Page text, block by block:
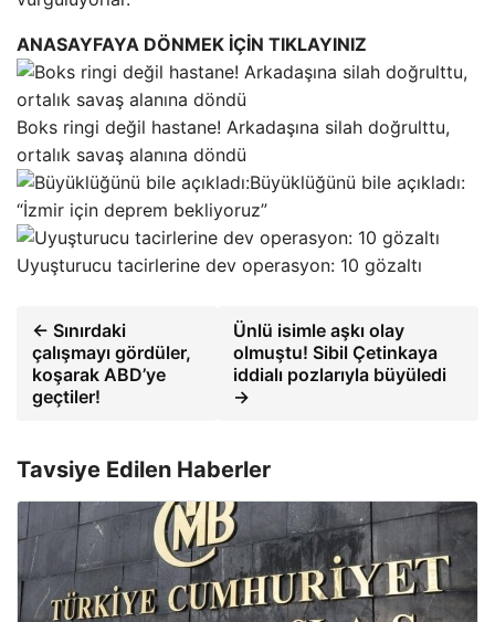
ANASAYFAYA DÖNMEK İÇİN TIKLAYINIZ
Boks ringi değil hastane! Arkadaşına silah doğrulttu,
ortalık savaş alanına döndü
Büyüklüğünü bile açıkladı:
“İzmir için deprem bekliyoruz”
Uyuşturucu tacirlerine dev operasyon: 10 gözaltı
← Sınırdaki
çalışmayı gördüler,
koşarak ABD’ye
geçtiler!
Ünlü isimle aşkı olay
olmuştu! Sibil Çetinkaya
iddialı pozlarıyla büyüledi
→
Tavsiye Edilen Haberler